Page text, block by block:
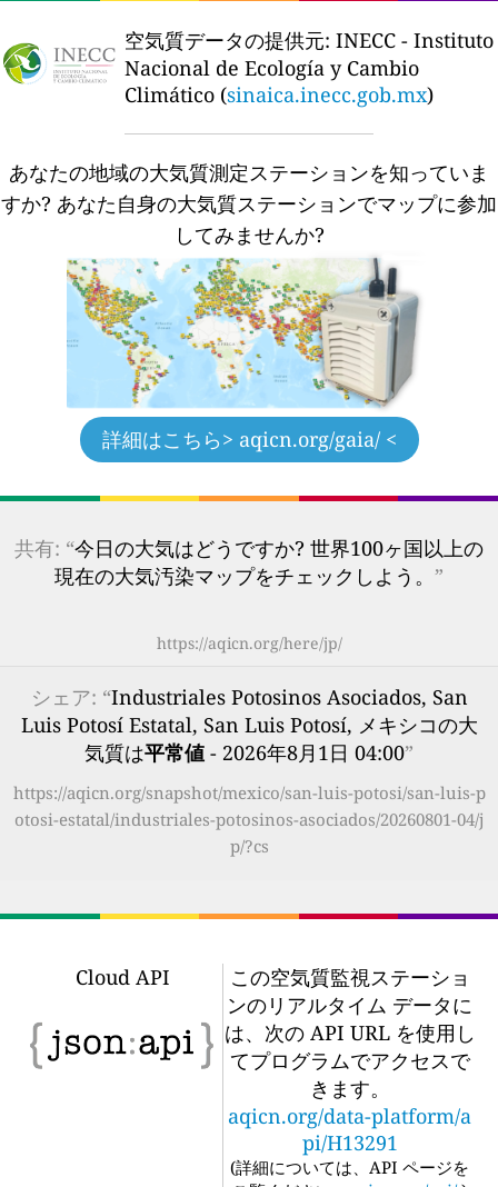
空気質データの提供元: INECC - Instituto
Nacional de Ecología y Cambio
Climático (sinaica.inecc.gob.mx)
あなたの地域の大気質測定ステーションを知っていま
すか? あなた自身の大気質ステーションでマップに参加
してみませんか?
詳細はこちら> aqicn.org/gaia/ <
共有: “今日の大気はどうですか? 世界100ヶ国以上の
現在の大気汚染マップをチェックしよう。 ”
https://aqicn.org/here/jp/
シェア: “Industriales Potosinos Asociados, San
Luis Potosí Estatal, San Luis Potosí, メキシコの大
気質は平常値 - 2026年8月1日 04:00”
https://aqicn.org/snapshot/mexico/san-luis-potosi/san-luis-p
otosi-estatal/industriales-potosinos-asociados/20260801-04/j
p/?cs
Cloud API
この空気質監視ステーショ
ンのリアルタイム データに
は、次の API URL を使用し
てプログラムでアクセスで
きます。
aqicn.org/data-platform/a
pi/H13291
(詳細については、API ページを